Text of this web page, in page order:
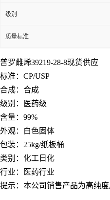
级别
质量标准
普罗雌烯39219-28-8现货供应
标准：CP/USP
合成：合成
级别：医药级
含量：99%
外观：白色固体
包装：25kg/纸板桶
类别：化工日化
行业：医药行业
提示：本公司销售产品为高纯